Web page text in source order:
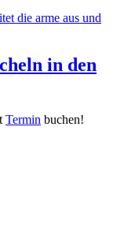
in den
Termin buchen!